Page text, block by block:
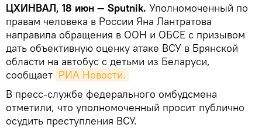
ЦХИНВАЛ, 18 июн — Sputnik. Уполномоченный по
правам человека в России Яна Лантратова
направила обращения в ООН и ОБСЕ с призывом
дать объективную оценку атаке ВСУ в Брянской
области на автобус с детьми из Беларуси,
сообщает РИА Новости.
В пресс-службе федерального омбудсмена
отметили, что уполномоченный просит публично
осудить преступления ВСУ.